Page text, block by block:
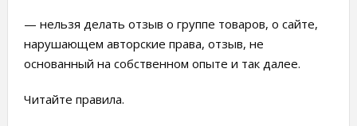
— нельзя делать отзыв о группе товаров, о сайте,
нарушающем авторские права, отзыв, не
основанный на собственном опыте и так далее.
Читайте правила.